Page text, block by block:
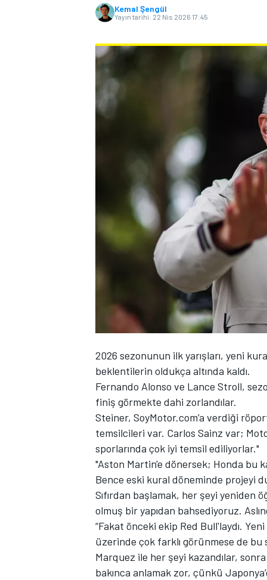
TÜRK SPORCULAR
Kemal Şengül
Yayın tarihi: 22 Nis 2026 17:45
2026 sezonunun ilk yarışları, yeni
beklentilerin oldukça altında kaldı.
Fernando Alonso ve Lance Stroll,
finiş görmekte dahi zorlandılar.
Steiner, SoyMotor.com’a verdiği
temsilcileri var. Carlos Sainz var;
sporlarında çok iyi temsil ediliyorlar."
"Aston Martin'e dönersek; Honda bu
Bence eski kural döneminde projeyi
Sıfırdan başlamak, her şeyi yeniden
olmuş bir yapıdan bahsediyoruz.
“Fakat önceki ekip Red Bull'laydı.
üzerinde çok farklı görünmese de bu
Marquez ile her şeyi kazandılar,
bakınca anlamak zor, çünkü